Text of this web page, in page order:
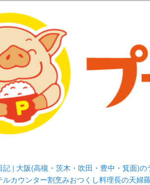
さんの満腹日記 |
・箕面)のランチ＆
ます。
記 | 大阪(高槻・茨木・吹田・豊中・箕面)
ルカウンター割烹みおつくし料理長の天婦